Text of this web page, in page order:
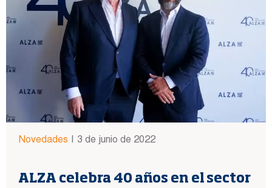
Novedades | 3 de junio de 2022
ALZA celebra 40 años en el sector